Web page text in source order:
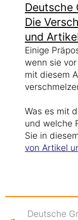
Deutsche
Die
und
Einige
wenn sie
mit diesem
Was es mit
und welche
Sie in
von Artikel
Deutsche